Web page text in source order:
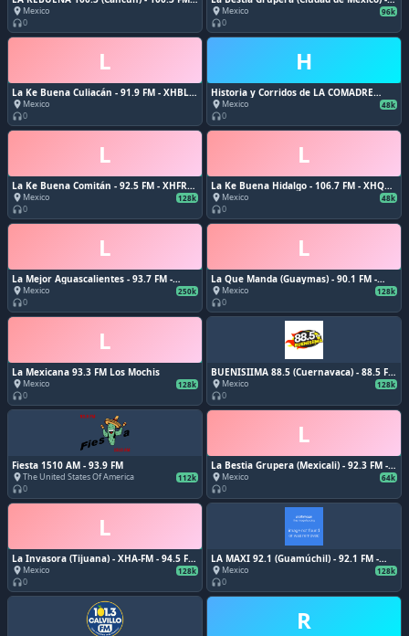
XHPTOM-FM - CJR Radio - Cancún,
Quintana Roo
place Mexico
headphones0
540 AM - XEWF-AM - Radiorama -
Tlalmanalco, EM
place Mexico 96k
headphones0
L
La Ke Buena Culiacán - 91.9 FM - XHBL-
FM - Radio TV México - Culiacán, Sinaloa
place Mexico
headphones0
H
Historia y Corridos de LA COMADRE
(iHeart Radio) - Online - ACIR Online /
iHeart Radio - Ciudad de México
place Mexico 48k
headphones0
L
La Ke Buena Comitán - 92.5 FM - XHFRT-
FM - Radio Cañón / NTR Medios de
Comunicación - Comitán, Chiapas
place Mexico 128k
headphones0
L
La Ke Buena Hidalgo - 106.7 FM - XHQH-
FM - Ixmiquilpan, Hidalgo
place Mexico 48k
headphones0
L
La Mejor Aguascalientes - 93.7 FM -
XHAGT-FM - Radio Universal -
Aguascalienteas, AG
place Mexico 250k
headphones0
L
La Que Manda (Guaymas) - 90.1 FM -
XHGYS-FM - Radiovisa - Guaymas,
Sonora
place Mexico 128k
headphones0
L
La Mexicana 93.3 FM Los Mochis
place Mexico 128k
headphones0
BUENISIIMA 88.5 (Cuernavaca) - 88.5 FM
- XHCM-FM - Grupo Audiorama
Comunicaciones - Cuernavaca, Morelos
place Mexico 128k
headphones0
Fiesta 1510 AM - 93.9 FM
placeThe United States Of America 112k
headphones0
L
La Bestia Grupera (Mexicali) - 92.3 FM -
XHMMF-FM - Grupo Audiorama
Comunicaciones - Mexicali, Baja
California
place Mexico 64k
headphones0
L
La Invasora (Tijuana) - XHA-FM - 94.5 FM
- Uniradio - Tijuana, Baja California
place Mexico 128k
headphones0
LA MAXI 92.1 (Guamúchil) - 92.1 FM -
XHGML-FM - Grupo Chávez Radio -
Guamúchil, Sinaloa
place Mexico 128k
headphones0
R